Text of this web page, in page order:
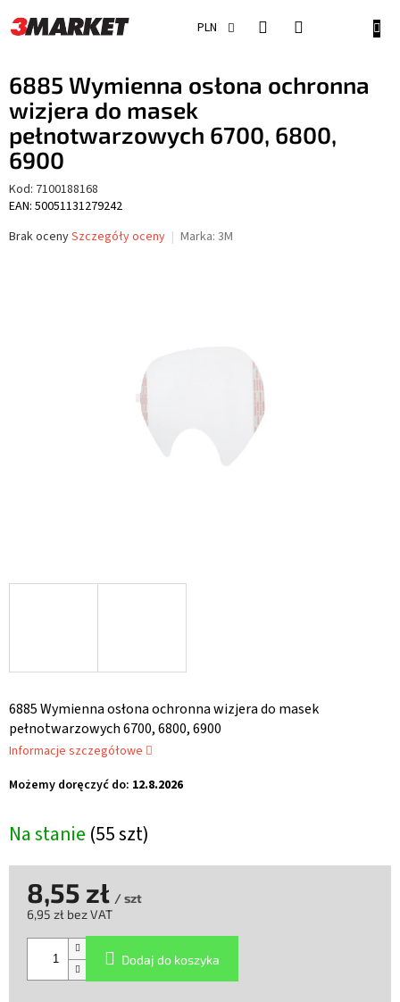
do
treści
PLN
6885 Wymienna osłona ochronna
wizjera do masek
pełnotwarzowych 6700, 6800,
6900
Kod: 7100188168
EAN: 50051131279242
Średnia
Brak ocenySzczegóły oceny Marka: 3M
Na stanie (55 szt)
Możemy doręczyć do: 12.8.2026
6885 Wymienna osłona ochronna wizjera do masek
pełnotwarzowych 6700, 6800, 6900
Informacje szczegółowe
8,55 zł / szt
6,95 zł bez VAT
jednostkowa:
Dodaj do koszyka